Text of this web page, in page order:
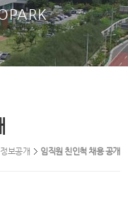
정보공개 임직원 친인척 채용 공개